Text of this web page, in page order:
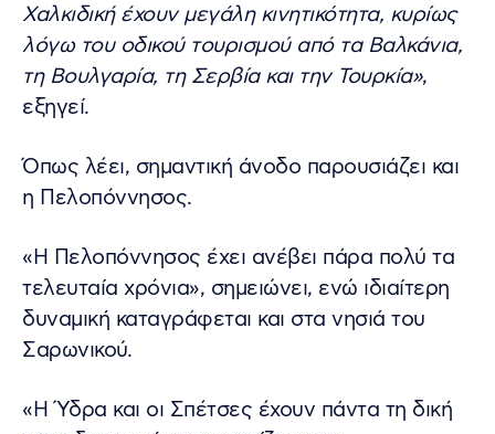
Χαλκιδική έχουν μεγάλη κινητικότητα, κυρίως
λόγω του οδικού τουρισμού από τα Βαλκάνια,
τη Βουλγαρία, τη Σερβία και την Τουρκία»,
εξηγεί.
Όπως λέει, σημαντική άνοδο παρουσιάζει και
η Πελοπόννησος.
«Η Πελοπόννησος έχει ανέβει πάρα πολύ τα
τελευταία χρόνια», σημειώνει, ενώ ιδιαίτερη
δυναμική καταγράφεται και στα νησιά του
Σαρωνικού.
«Η Ύδρα και οι Σπέτσες έχουν πάντα τη δική